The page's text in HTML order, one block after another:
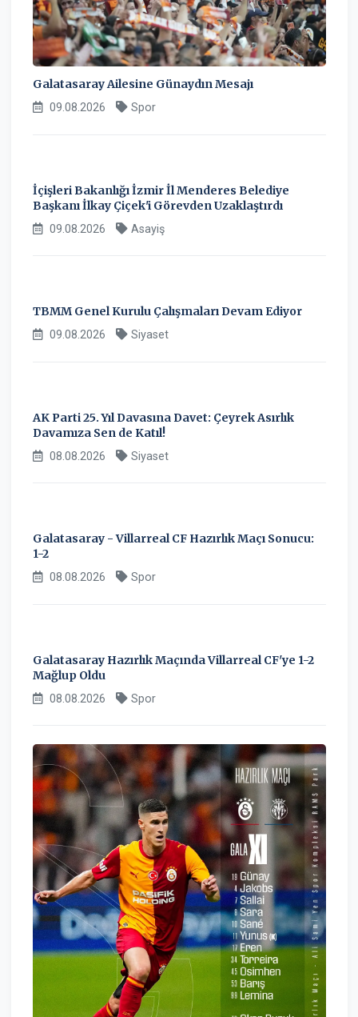
Galatasaray Ailesine Günaydın Mesajı
09.08.2026 Spor
İçişleri Bakanlığı İzmir İl Menderes Belediye
Başkanı İlkay Çiçek'i Görevden Uzaklaştırdı
09.08.2026 Asayiş
TBMM Genel Kurulu Çalışmaları Devam Ediyor
09.08.2026 Siyaset
AK Parti 25. Yıl Davasına Davet: Çeyrek Asırlık
Davamıza Sen de Katıl!
08.08.2026 Siyaset
Galatasaray - Villarreal CF Hazırlık Maçı Sonucu:
1-2
08.08.2026 Spor
Galatasaray Hazırlık Maçında Villarreal CF'ye 1-2
Mağlup Oldu
08.08.2026 Spor